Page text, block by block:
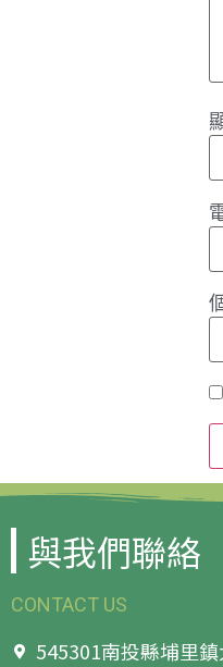
與我們聯絡
CONTACT US
545301南投縣埔里